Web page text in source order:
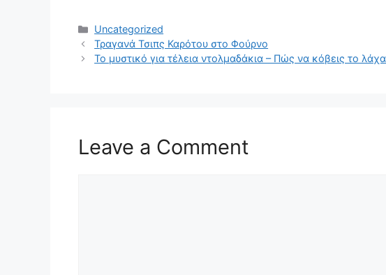
Categories
Uncategorized
Τραγανά Τσιπς Καρότου στο Φούρνο
Το μυστικό για τέλεια ντολμαδάκια – Πώς να κόβεις το
Leave a Comment